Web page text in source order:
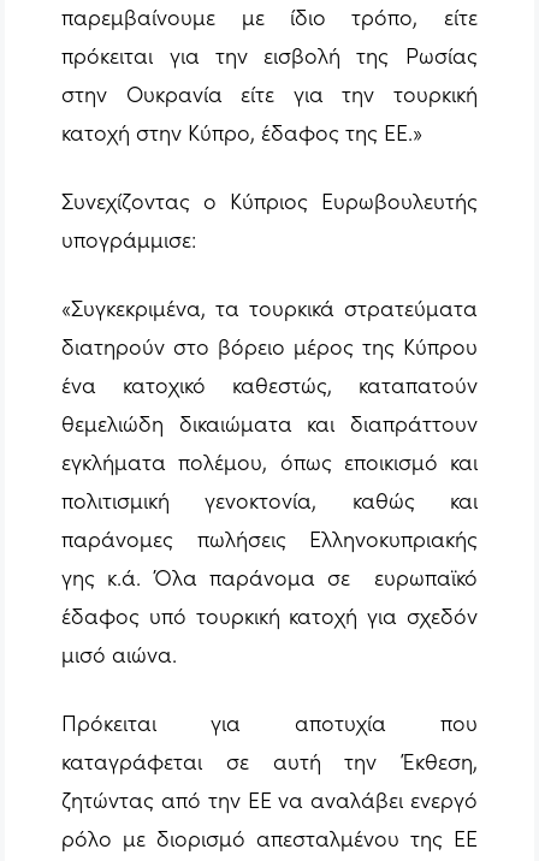
παρεμβαίνουμε με ίδιο τρόπο, είτε
πρόκειται για την εισβολή της Ρωσίας
στην Ουκρανία είτε για την τουρκική
κατοχή στην Κύπρο, έδαφος της ΕΕ.»
Συνεχίζοντας ο Κύπριος Ευρωβουλευτής
υπογράμμισε:
«Συγκεκριμένα, τα τουρκικά στρατεύματα
διατηρούν στο βόρειο μέρος της Κύπρου
ένα κατοχικό καθεστώς, καταπατούν
θεμελιώδη δικαιώματα και διαπράττουν
εγκλήματα πολέμου, όπως εποικισμό και
πολιτισμική γενοκτονία, καθώς και
παράνομες πωλήσεις Ελληνοκυπριακής
γης κ.ά. Όλα παράνομα σε ευρωπαϊκό
έδαφος υπό τουρκική κατοχή για σχεδόν
μισό αιώνα.
Πρόκειται για αποτυχία που
καταγράφεται σε αυτή την Έκθεση,
ζητώντας από την ΕΕ να αναλάβει ενεργό
ρόλο με διορισμό απεσταλμένου της ΕΕ